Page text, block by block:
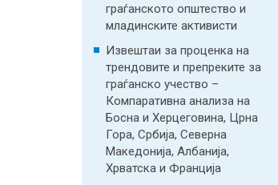
граѓанското општество и
младинските активисти
Извештаи за проценка на
трендовите и препреките за
граѓанско учество –
Компаративна анализа на
Босна и Херцеговина, Црна
Гора, Србија, Северна
Македонија, Албанија,
Хрватска и Франција